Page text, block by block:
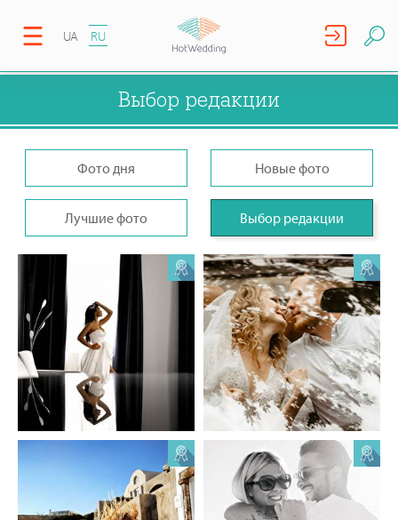
UA RU
Выбор редакции
Фото дня Новые фото
Лучшие фото Выбор редакции
Сергей Громов
0 0
Сергей Громов
1 0
Taras Terletskyi Sergey Mishin